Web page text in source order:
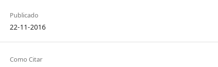
Publicado
22-11-2016
Como Citar